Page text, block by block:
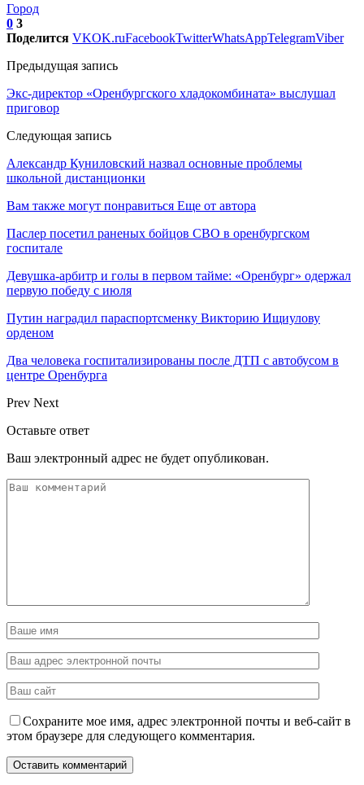
Город
0 3
Поделится VKOK.ruFacebookTwitterWhatsAppTelegramViber
Предыдущая запись
Экс-директор «Оренбургского хладокомбината» выслушал
приговор
Следующая запись
Александр Куниловский назвал основные проблемы
школьной дистанционки
Вам также могут понравиться Еще от автора
Паслер посетил раненых бойцов СВО в оренбургском
госпитале
Девушка-арбитр и голы в первом тайме: «Оренбург» одержал
первую победу с июля
Путин наградил параспортсменку Викторию Ищиулову
орденом
Два человека госпитализированы после ДТП с автобусом в
центре Оренбурга
Prev Next
Оставьте ответ
Ваш электронный адрес не будет опубликован.
Сохраните мое имя, адрес электронной почты и веб-сайт в
этом браузере для следующего комментария.